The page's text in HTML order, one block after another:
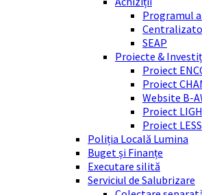
Programul
SEAP
Proiecte &
Proiect
Proiect
Website B-
Proiect
Proiect LESS
Poliția Locală Lumina
Buget și Finanțe
Executare silită
Serviciul de Salubrizare